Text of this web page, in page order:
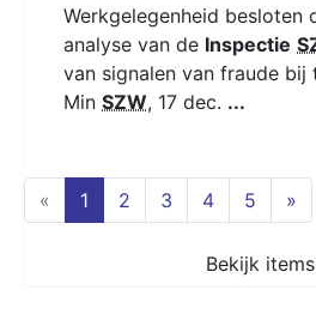
Werkgelegenheid besloten
analyse van de Inspectie
van signalen van fraude bij
Min SZW, 17 dec. ...
« 1 (current)
2 3 4 5 »
Bekijk